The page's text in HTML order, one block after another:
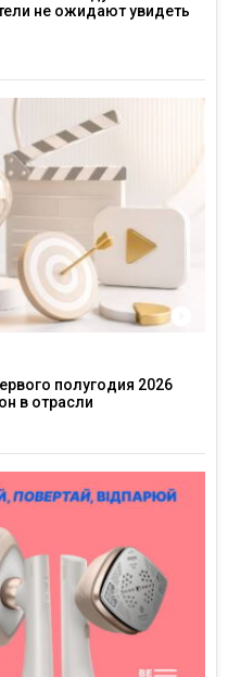
не ожидают увидеть
полугодия 2026
в отрасли